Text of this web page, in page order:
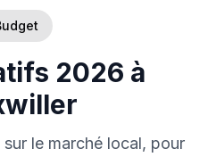
2026 à
le marché local, pour